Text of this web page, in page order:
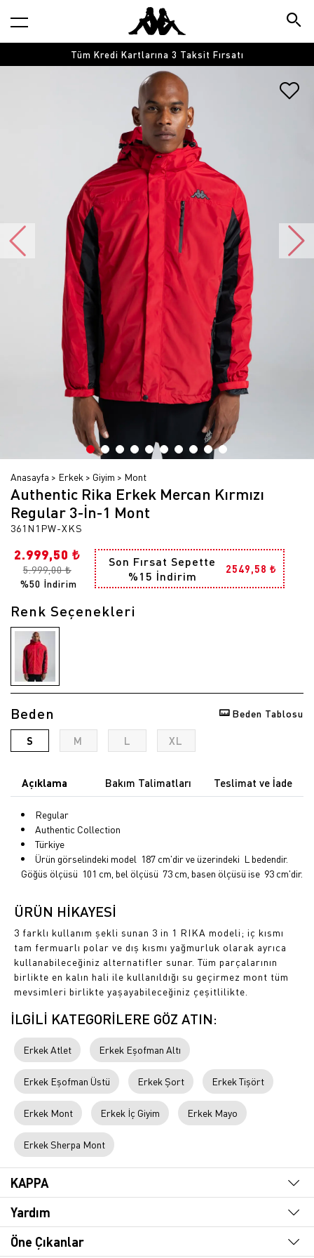
Tüm Kredi Kartlarına 3 Taksit Fırsatı
Anasayfa Erkek Giyim Mont
Authentic Rika Erkek Mercan Kırmızı
Regular 3-İn-1 Mont
361N1PW-XKS
2.999,50 ₺
5.999,00 ₺
%50 İndirim
Son Fırsat Sepette
%15 İndirim
2549,58 ₺
Renk Seçenekleri
Beden Beden Tablosu
S M L XL
Açıklama Bakım Talimatları Teslimat ve İade
Regular
Authentic Collection
Türkiye
Ürün görselindeki model 187 cm'dir ve üzerindeki L bedendir.
Göğüs ölçüsü 101 cm, bel ölçüsü 73 cm, basen ölçüsü ise 93 cm'dir.
ÜRÜN HİKAYESİ
3 farklı kullanım şekli sunan 3 in 1 RIKA modeli; iç kısmı
tam fermuarlı polar ve dış kısmı yağmurluk olarak ayrıca
kullanabileceğiniz alternatifler sunar. Tüm parçalarının
birlikte en kalın hali ile kullanıldığı su geçirmez mont tüm
mevsimleri birlikte yaşayabileceğiniz çeşitlilikte.
İLGİLİ KATEGORİLERE GÖZ ATIN:
Erkek Atlet Erkek Eşofman Altı
Erkek Eşofman Üstü Erkek Şort Erkek Tişört
Erkek Mont Erkek İç Giyim Erkek Mayo
Erkek Sherpa Mont
KAPPA
Yardım
Öne Çıkanlar